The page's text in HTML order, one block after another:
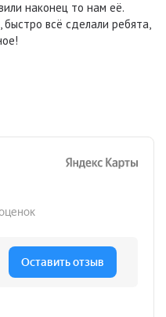
наконец то нам её.
быстро всё сделали ребята,